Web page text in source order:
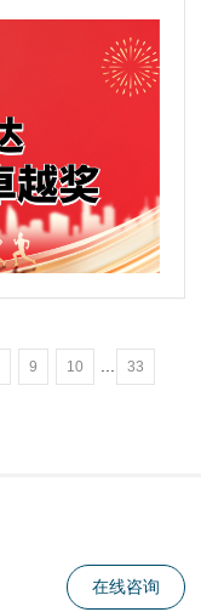
9 10 33
在线咨询